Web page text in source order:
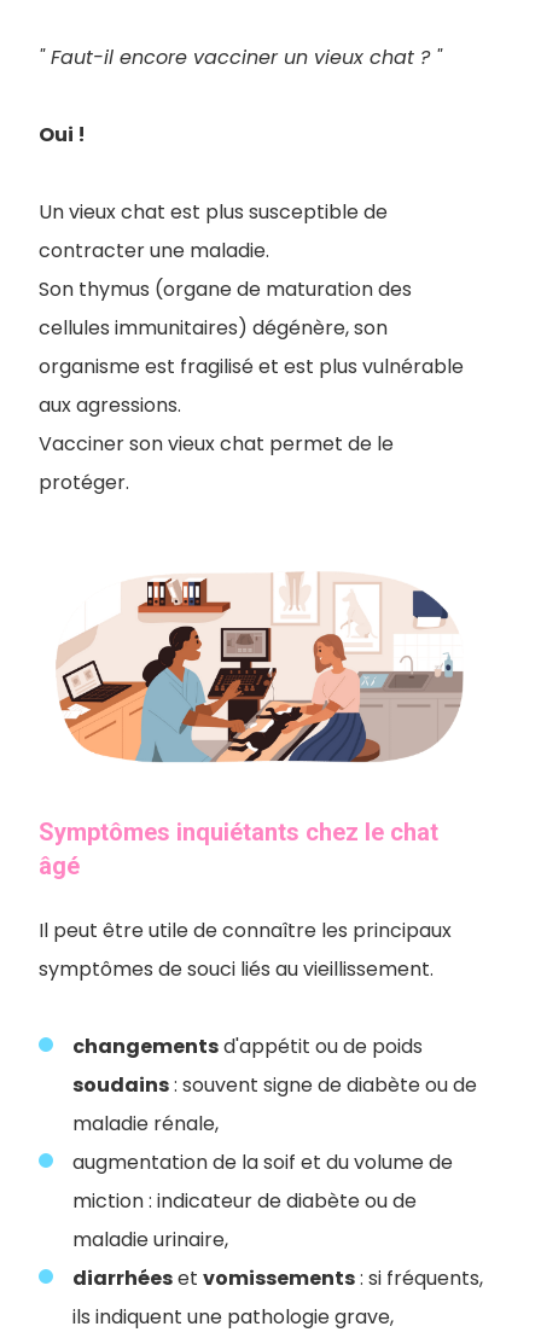
" Faut-il encore vacciner un vieux chat ? "
Oui !
Un vieux chat est plus susceptible de
contracter une maladie.
Son thymus (organe de maturation des
cellules immunitaires) dégénère, son
organisme est fragilisé et est plus vulnérable
aux agressions.
Vacciner son vieux chat permet de le
protéger.
Symptômes inquiétants chez le chat
âgé
Il peut être utile de connaître les principaux
symptômes de souci liés au vieillissement.
changementsd'appétit ou de poids
soudains: souvent signe de diabète ou de
maladie rénale,
augmentation de la soif et du volume de
miction : indicateur de diabète ou de
maladie urinaire,
diarrhéeset vomissements: si fréquents,
ils indiquent une pathologie grave,